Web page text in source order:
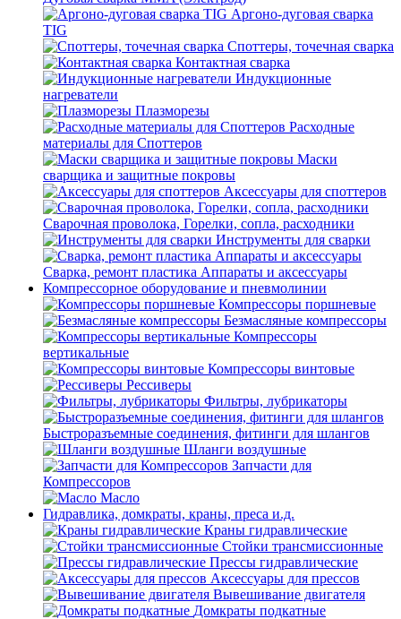
Аргоно-дуговая сварка
TIG
Споттеры, точечная сварка
Контактная сварка
Индукционные
нагреватели
Плазморезы
Расходные
материалы для Споттеров
Маски
сварщика и защитные покровы
Аксессуары для споттеров
Сварочная проволока, Горелки, сопла, расходники
Инструменты для сварки
Сварка, ремонт пластика Аппараты и аксессуары
Компрессорное оборудование и пневмолинии
Компрессоры поршневые
Безмасляные компрессоры
Компрессоры
вертикальные
Компрессоры винтовые
Рессиверы
Фильтры, лубрикаторы
Быстроразъемные соединения, фитинги для шлангов
Шланги воздушные
Запчасти для
Компрессоров
Масло
Гидравлика, домкраты, краны, преса и.д.
Краны гидравлические
Стойки трансмиссионные
Прессы гидравлические
Аксессуары для прессов
Вывешивание двигателя
Домкраты подкатные